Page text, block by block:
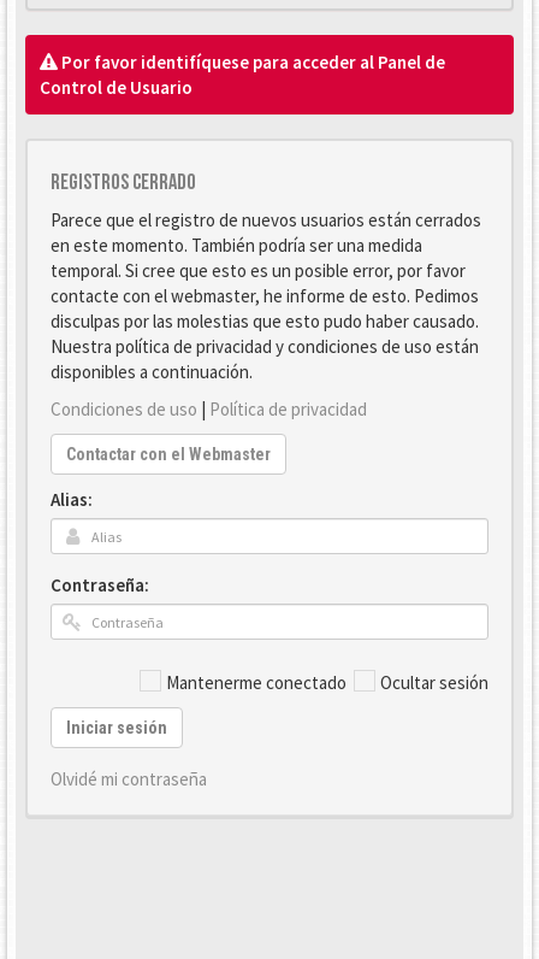
Por favor identifíquese para acceder al Panel de
Control de Usuario
Registros cerrado
Parece que el registro de nuevos usuarios están cerrados
en este momento. También podría ser una medida
temporal. Si cree que esto es un posible error, por favor
contacte con el webmaster, he informe de esto. Pedimos
disculpas por las molestias que esto pudo haber causado.
Nuestra política de privacidad y condiciones de uso están
disponibles a continuación.
Condiciones de uso | Política de privacidad
Contactar con el Webmaster
Alias:
Contraseña:
Mantenerme conectado Ocultar sesión
Iniciar sesión
Olvidé mi contraseña